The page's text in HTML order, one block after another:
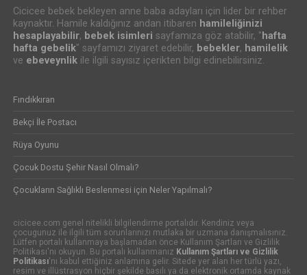
Cicicee bebek bekleyen anne baba adayları için lider bir rehber
kaynaktır. Hamile kaldığınız andan itibaren hamileliğinizi
hesaplayabilir, bebek isimleri sayfamıza göz atabilir, " hafta
hafta gebelik" sayfamızı ziyaret edebilir, bebekler, hamilelik
ve ebeveynlikile ilgili sayısız içerikten bilgi edinebilirsiniz.
Fındıkkıran
Bekçi İle Postacı
Rüya Oyunu
Çocuk Dostu Şehir Nasıl Olmalı?
Çocukların Sağlıklı Beslenmesi için Neler Yapılmalı?
cicicee.com genel nitelikli bilgilendirme portalıdır. Kendiniz veya
çocugunuz ile ilgili tüm sorunlarınızı mutlaka bir uzmana danışmalısınız.
Lütfen portalı kullanmaya başlamadan önce Kullanım Şartları ve Gizlilik
Politikası'nı okuyun. Bu portalı kullanmanız Kullanım Şartları ve Gizlilik
Politikası'nı kabul ettiğiniz anlamına gelir. Sitede yer alan her türlü yazı,
resim ve illüstrasyon hiçbir şekilde basılı ya da elektronik ortamda kaynak